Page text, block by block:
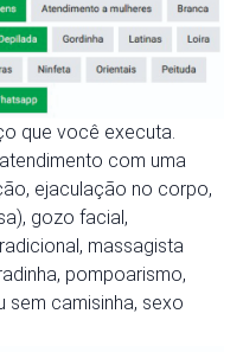
que você executa.
com uma
ejaculação no corpo,
gozo facial,
massagista
pompoarismo,
sem camisinha, sexo